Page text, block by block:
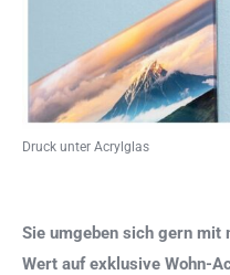
Druck unter Acrylglas
Sie umgeben sich gern mit
Wert auf exklusive Wohn-